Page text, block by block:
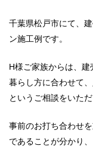
千葉県松戸市にて、
ン施工例です。
H様ご家族からは、
暮らし方に合わせて
というご相談をいただ
事前のお打ち合わせ
であることが分かり